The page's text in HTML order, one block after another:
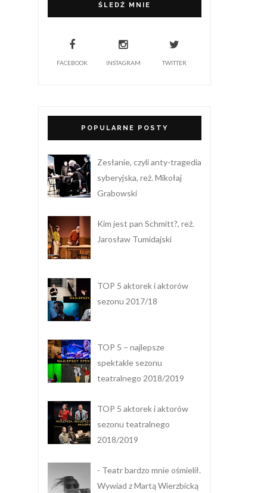
ŚLEDŹ MNIE
FACEBOOK INSTAGRAM TWITTER
POPULARNE POSTY
Zesłanie, czyli anty-tragedia
syberyjska, reż. Mikołaj
Grabowski
Kim jest pan Schmitt?, reż.
Jarosław Tumidajski
TOP 5 aktorek i aktorów
sezonu 2017/18
TOP 5 – najlepsze
spektakle sezonu
teatralnego 2018/2019
TOP 5 aktorek i aktorów
sezonu teatralnego
2018/2019
- Teatr bardzo mnie ośmielił.
Wywiad z Martą Wierzbicką